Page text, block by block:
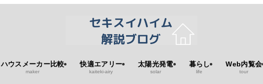
ハウスメーカー比較
maker
快適エアリー
kaiteki-airy
太陽光発電
solar
暮らし
life
Web内覧会
tour